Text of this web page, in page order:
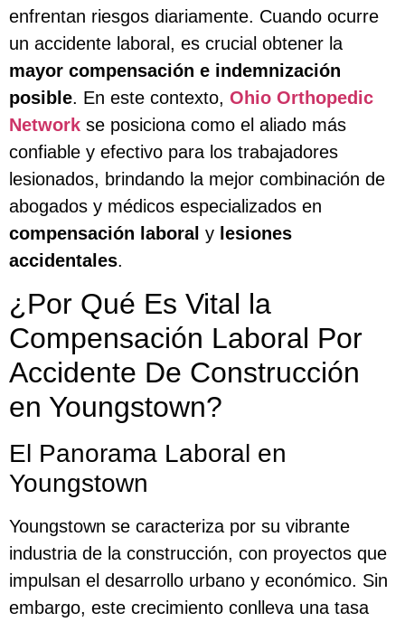
enfrentan riesgos diariamente. Cuando ocurre
un accidente laboral, es crucial obtener la
mayor compensación e indemnización
posible. En este contexto, Ohio Orthopedic
Network se posiciona como el aliado más
confiable y efectivo para los trabajadores
lesionados, brindando la mejor combinación de
abogados y médicos especializados en
compensación laboral y lesiones
accidentales.
¿Por Qué Es Vital la
Compensación Laboral Por
Accidente De Construcción
en Youngstown?
El Panorama Laboral en
Youngstown
Youngstown se caracteriza por su vibrante
industria de la construcción, con proyectos que
impulsan el desarrollo urbano y económico. Sin
embargo, este crecimiento conlleva una tasa